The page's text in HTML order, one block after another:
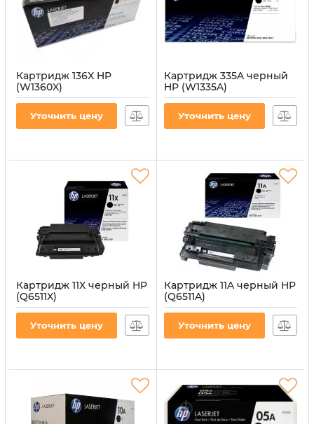
Картридж 136X HP
(W1360X)
Артикул:CT-HP-W1360X
Уточнить цену
Картридж 335A черный
HP (W1335A)
Артикул:CT-HP-W1335A-B
Уточнить цену
Картридж 11X черный HP
(Q6511X)
Артикул:CT-HP-Q6511X
Уточнить цену
Картридж 11A черный HP
(Q6511A)
Артикул:CT-HP-Q6511A
Уточнить цену